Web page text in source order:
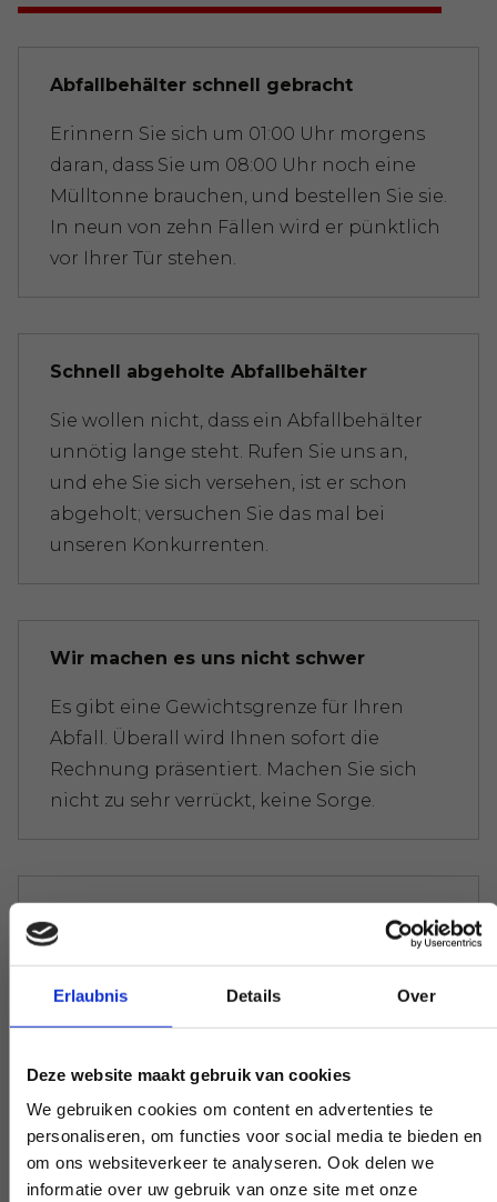
Erlaubnis Details Over
Deze website maakt gebruik van cookies
We gebruiken cookies om content en advertenties te
personaliseren, om functies voor social media te bieden en
om ons websiteverkeer te analyseren. Ook delen we
informatie over uw gebruik van onze site met onze
Abfallbehälter schnell gebracht
Erinnern Sie sich um 01:00 Uhr morgens
daran, dass Sie um 08:00 Uhr noch eine
Mülltonne brauchen, und bestellen Sie sie.
In neun von zehn Fällen wird er pünktlich
vor Ihrer Tür stehen.
Schnell abgeholte Abfallbehälter
Sie wollen nicht, dass ein Abfallbehälter
unnötig lange steht. Rufen Sie uns an,
und ehe Sie sich versehen, ist er schon
abgeholt; versuchen Sie das mal bei
unseren Konkurrenten.
Wir machen es uns nicht schwer
Es gibt eine Gewichtsgrenze für Ihren
Abfall. Überall wird Ihnen sofort die
Rechnung präsentiert. Machen Sie sich
nicht zu sehr verrückt, keine Sorge.
Wenn Sie eine Frage haben, die unsere
Arbeit betrifft, greifen Sie zum Telefon und
stellen Sie Ihre Frage. Unsere Experten
Frühe und späte Verfügbarkeit